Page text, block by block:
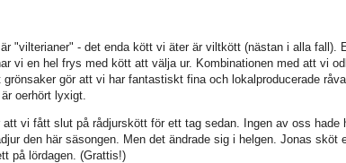
"vilterianer" - det enda kött vi äter är viltkött (nästan i alla fall).
vi en hel frys med kött att välja ur. Kombinationen med att vi
gör att vi har fantastiskt fina och lokalproducerade
oerhört lyxigt.
att vi fått slut på rådjurskött för ett tag sedan. Ingen av oss hade
den här säsongen. Men det ändrade sig i helgen. Jonas sköt
på lördagen. (Grattis!)